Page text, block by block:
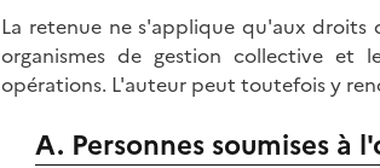
La retenue ne s'applique qu'aux
organismes de gestion collective et
opérations. L'auteur peut toutefois y
A. Personnes soumises à